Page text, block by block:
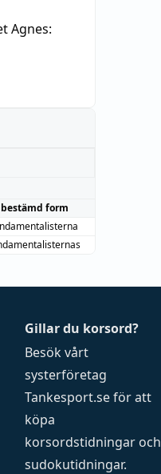
Agnes:
bestämd form
Gillar du korsord?
Besök vårt
systerföretag
Tankesport.seför att
köpa
korsordstidningar och
sudokutidningar.